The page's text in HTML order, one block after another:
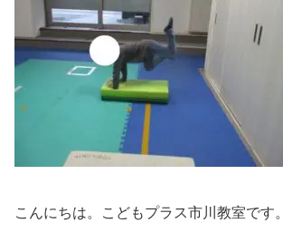
こんにちは。こどもプラス市川教室です。